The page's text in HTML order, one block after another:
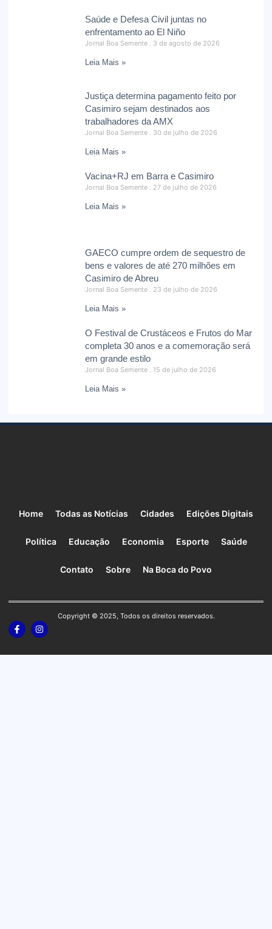
Saúde e Defesa Civil juntas no
enfrentamento ao El Niño
Jornal Boa Semente 3 de agosto de 2026
Leia Mais »
Justiça determina pagamento feito por
Casimiro sejam destinados aos
trabalhadores da AMX
Jornal Boa Semente 30 de julho de 2026
Leia Mais »
Vacina+RJ em Barra e Casimiro
Jornal Boa Semente 27 de julho de 2026
Leia Mais »
GAECO cumpre ordem de sequestro de
bens e valores de até 270 milhões em
Casimiro de Abreu
Jornal Boa Semente 23 de julho de 2026
Leia Mais »
O Festival de Crustáceos e Frutos do Mar
completa 30 anos e a comemoração será
em grande estilo
Jornal Boa Semente 15 de julho de 2026
Leia Mais »
Home Todas as Notícias Cidades Edições Digitais
Política Educação Economia Esporte Saúde
Contato Sobre Na Boca do Povo
Copyright © 2025, Todos os direitos reservados.